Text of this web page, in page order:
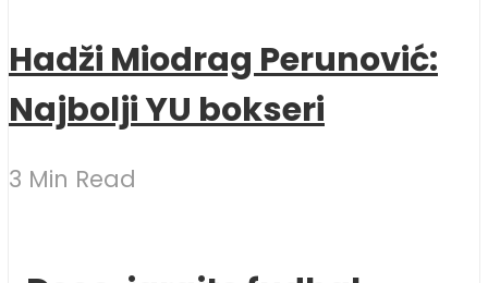
Hadži Miodrag Perunović:
Najbolji YU bokseri
3 Min Read